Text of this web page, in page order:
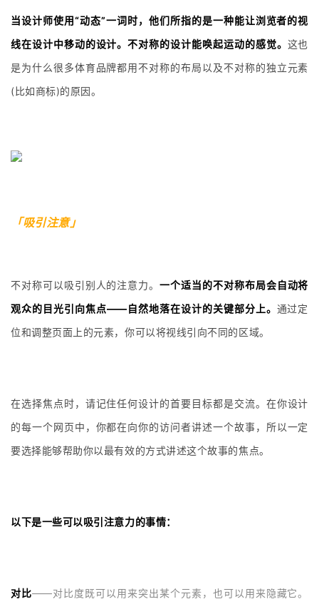
当设计师使用“动态”一词时，他们所指的是一种能让浏览者的视
线在设计中移动的设计。不对称的设计能唤起运动的感觉。 这也
是为什么很多体育品牌都用不对称的布局以及不对称的独立元素
(比如商标)的原因。
「吸引注意」
不对称可以吸引别人的注意力。一个适当的不对称布局会自动将
观众的目光引向焦点——自然地落在设计的关键部分上。 通过定
位和调整页面上的元素，你可以将视线引向不同的区域。
在选择焦点时，请记住任何设计的首要目标都是交流。在你设计
的每一个网页中，你都在向你的访问者讲述一个故事，所以一定
要选择能够帮助你以最有效的方式讲述这个故事的焦点。
以下是一些可以吸引注意力的事情：
对比——对比度既可以用来突出某个元素，也可以用来隐藏它。